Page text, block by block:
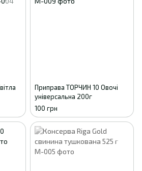
Приправа ТОРЧИН 10 Овочі
універсальна 200г
100 грн